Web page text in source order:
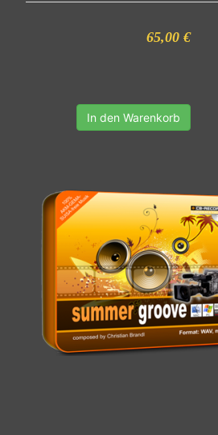
65,00 €
In den Warenkorb